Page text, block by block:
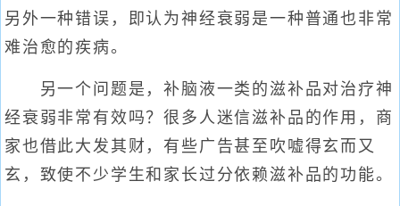
另外一种错误，即认为神经衰弱是一种普通也非常
难治愈的疾病。
另一个问题是，补脑液一类的滋补品对治疗神
经衰弱非常有效吗？很多人迷信滋补品的作用，商
家也借此大发其财，有些广告甚至吹嘘得玄而又
玄，致使不少学生和家长过分依赖滋补品的功能。